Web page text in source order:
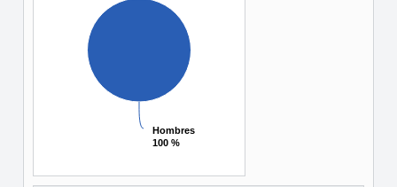
Hombres
100 %
Hombres
100 %